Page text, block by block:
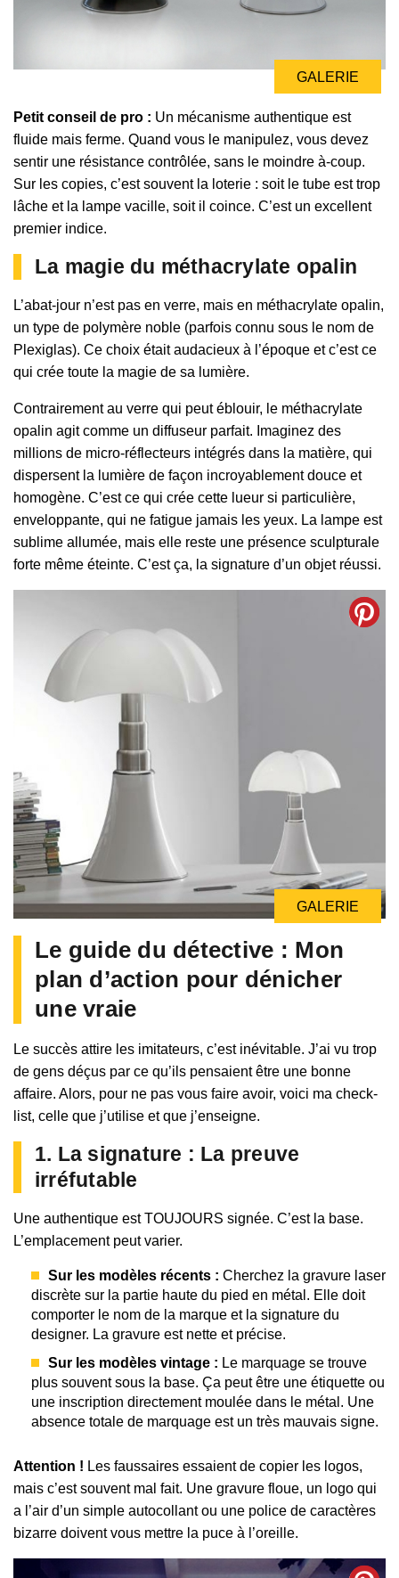
GALERIE
Petit conseil de pro : Un mécanisme authentique est
fluide mais ferme. Quand vous le manipulez, vous devez
sentir une résistance contrôlée, sans le moindre à-coup.
Sur les copies, c’est souvent la loterie : soit le tube est trop
lâche et la lampe vacille, soit il coince. C’est un excellent
premier indice.
La magie du méthacrylate opalin
L’abat-jour n’est pas en verre, mais en méthacrylate opalin,
un type de polymère noble (parfois connu sous le nom de
Plexiglas). Ce choix était audacieux à l’époque et c’est ce
qui crée toute la magie de sa lumière.
Contrairement au verre qui peut éblouir, le méthacrylate
opalin agit comme un diffuseur parfait. Imaginez des
millions de micro-réflecteurs intégrés dans la matière, qui
dispersent la lumière de façon incroyablement douce et
homogène. C’est ce qui crée cette lueur si particulière,
enveloppante, qui ne fatigue jamais les yeux. La lampe est
sublime allumée, mais elle reste une présence sculpturale
forte même éteinte. C’est ça, la signature d’un objet réussi.
GALERIE
Le guide du détective : Mon
plan d’action pour dénicher
une vraie
Le succès attire les imitateurs, c’est inévitable. J’ai vu trop
de gens déçus par ce qu’ils pensaient être une bonne
affaire. Alors, pour ne pas vous faire avoir, voici ma check-
list, celle que j’utilise et que j’enseigne.
1. La signature : La preuve
irréfutable
Une authentique est TOUJOURS signée. C’est la base.
L’emplacement peut varier.
Sur les modèles récents : Cherchez la gravure laser
discrète sur la partie haute du pied en métal. Elle doit
comporter le nom de la marque et la signature du
designer. La gravure est nette et précise.
Sur les modèles vintage : Le marquage se trouve
plus souvent sous la base. Ça peut être une étiquette ou
une inscription directement moulée dans le métal. Une
absence totale de marquage est un très mauvais signe.
Attention ! Les faussaires essaient de copier les logos,
mais c’est souvent mal fait. Une gravure floue, un logo qui
a l’air d’un simple autocollant ou une police de caractères
bizarre doivent vous mettre la puce à l’oreille.